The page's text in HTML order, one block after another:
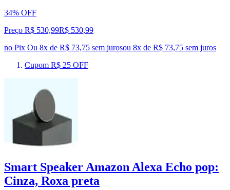
34% OFF
Preço R$ 530,99R$ 530,99
no Pix Ou 8x de R$ 73,75 sem jurosou 8x de R$ 73,75 sem juros
Cupom R$ 25 OFF
Smart Speaker Amazon Alexa Echo pop:
Cinza, Roxa preta